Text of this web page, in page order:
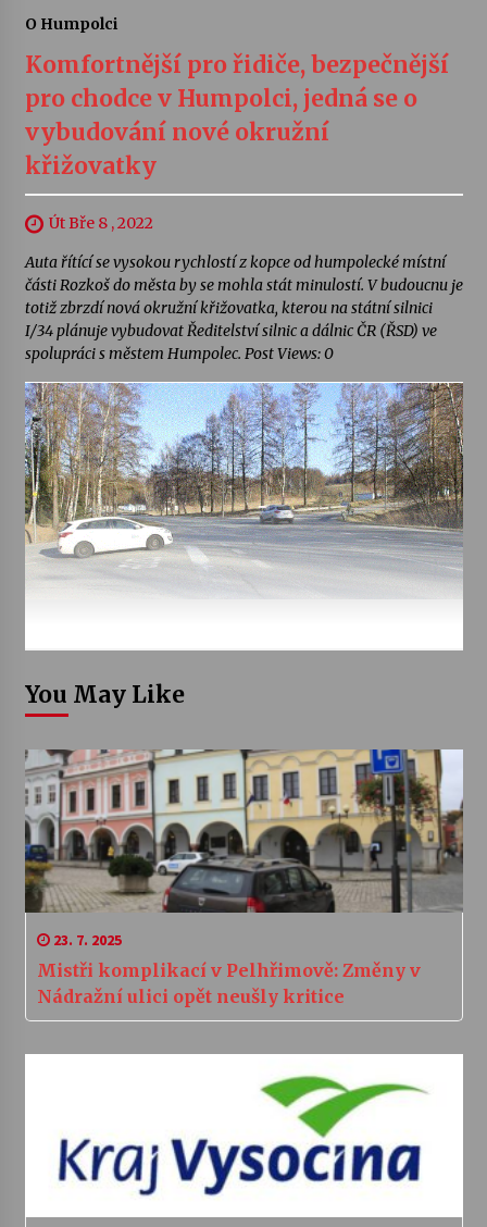
O Humpolci
Komfortnější pro řidiče, bezpečnější
pro chodce v Humpolci, jedná se o
vybudování nové okružní
křižovatky
Út Bře 8 , 2022
Auta řítící se vysokou rychlostí z kopce od humpolecké místní
části Rozkoš do města by se mohla stát minulostí. V budoucnu je
totiž zbrzdí nová okružní křižovatka, kterou na státní silnici
I/34 plánuje vybudovat Ředitelství silnic a dálnic ČR (ŘSD) ve
spolupráci s městem Humpolec. Post Views: 0
You May Like
23. 7. 2025
Mistři komplikací v Pelhřimově: Změny v
Nádražní ulici opět neušly kritice